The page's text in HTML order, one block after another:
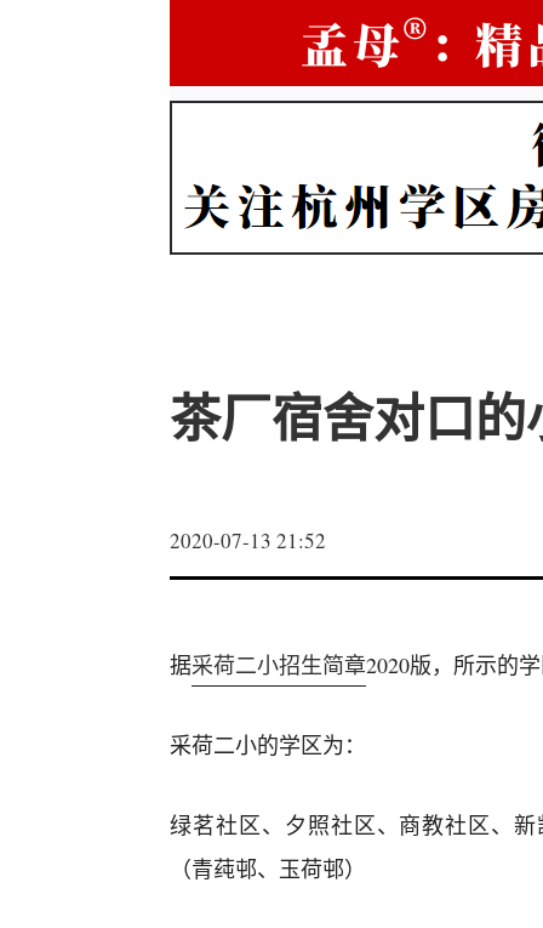
茶厂宿舍对口的
2020-07-13 21:52
据采荷二小招生简章2020版，所示的
采荷二小的学区为：
绿茗社区、夕照社区、商教社区、
（青莼邨、玉荷邨）